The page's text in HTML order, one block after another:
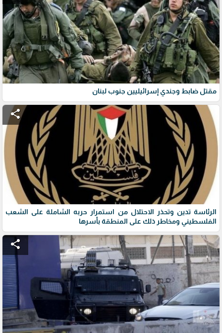
مقتل ضابط وجندي إسرائيليين جنوب لبنان
share
الرئاسة تدين وتحذر الاحتلال من استمرار حربه الشاملة على الشعب
الفلسطيني ومخاطر ذلك على المنطقة بأسرها
share